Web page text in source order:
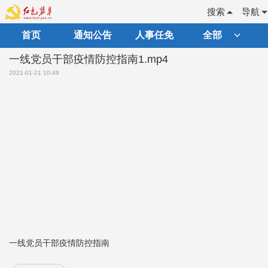
导航
搜索
首页 通知公告 人事任免 全部
一线党员干部疫情防控指南1.mp4
2021-01-21 10:49
一线党员干部疫情防控指南